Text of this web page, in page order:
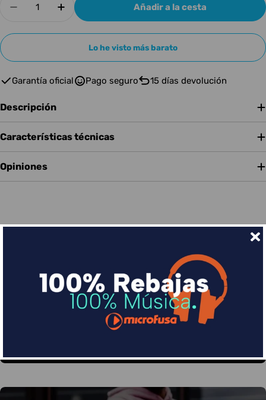
Disminuir cantidad para IKMULTIMED Pedal
Aumentar cantidad para IKMULTIMED
Añadir a la cesta
Lo he visto más barato
Garantía oficial Pago seguro 15 días devolución
Descripción
Características técnicas
Opiniones
Financia tus compras con Sequra
Divide en 3 sin coste o hasta en 18 meses por una
pequeña cuota al mes con Sequra